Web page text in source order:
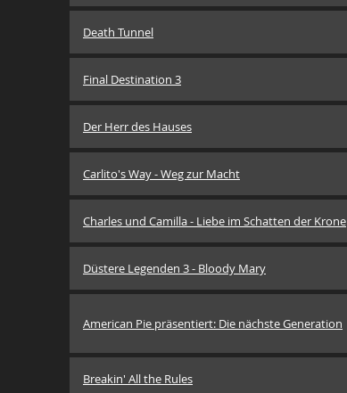
Death Tunnel
Final Destination 3
Der Herr des Hauses
Carlito's Way - Weg zur Macht
Charles und Camilla - Liebe im Schatten der Krone
Düstere Legenden 3 - Bloody Mary
American Pie präsentiert: Die nächste Generation
Breakin' All the Rules